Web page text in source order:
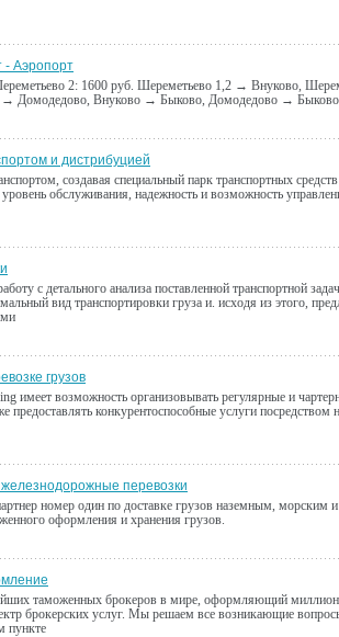
- Аэропорт
2: 1600 руб. Шереметьево 1,2 → Внуково,
Домодедово, Внуково → Быково, Домодедово →
и дистрибуцией
создавая специальный парк транспортных
обслуживания, надежность и возможность
с детального анализа поставленной транспортной
вид транспортировки груза и. исходя из этого,
грузов
имеет возможность организовывать регулярные и
предоставлять конкурентоспособные услуги посредством
перевозки
номер один по доставке грузов наземным, морским
оформления и хранения грузов.
таможенных брокеров в мире, оформляющий
брокерских услуг. Мы решаем все возникающие
пункте